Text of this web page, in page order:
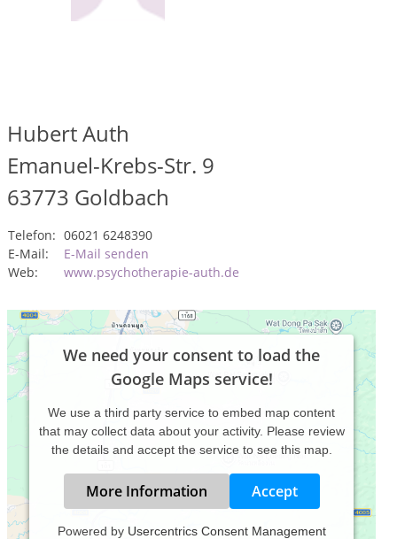
Hubert Auth
Emanuel-Krebs-Str. 9
63773 Goldbach
Telefon: 06021 6248390
E-Mail:
E-Mail senden
Web:
www.psychotherapie-auth.de
We need your consent to load the
Google Maps service!
We use a third party service to embed map content
that may collect data about your activity. Please review
the details and accept the service to see this map.
More Information Accept
Powered by Usercentrics Consent Management